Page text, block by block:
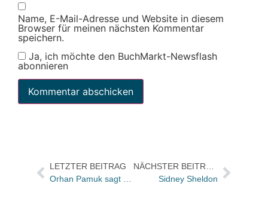
Name, E-Mail-Adresse und Website in diesem
Browser für meinen nächsten Kommentar
speichern.
Ja, ich möchte den BuchMarkt-Newsflash
abonnieren
LETZTER BEITRAG
Orhan Pamuk sagt Deutschlandreise wegen massiver Drohungen ab
NÄCHSTER BEITRAG
Sidney Sheldon